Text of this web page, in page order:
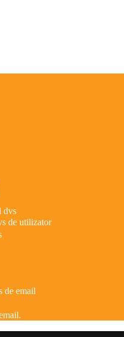
dvs
de utilizator
de email